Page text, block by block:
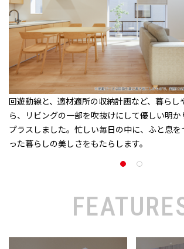
回遊動線と、適材適所の収納計画など、暮らし
ら、リビングの一部を吹抜けにして優しい明か
プラスしました。忙しい毎日の中に、ふと息
った暮らしの美しさをもたらします。